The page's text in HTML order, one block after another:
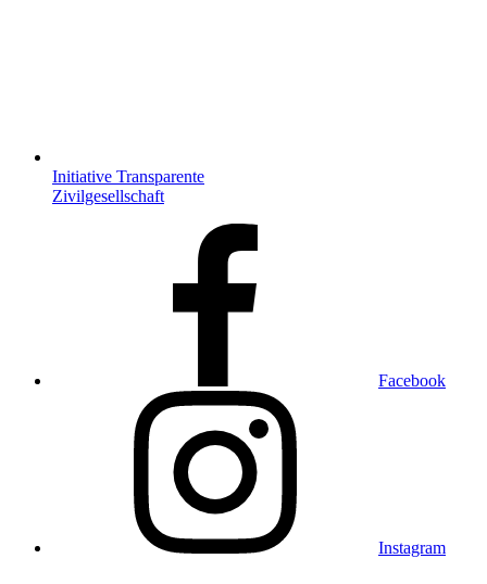
Initiative Transparente
Zivilgesellschaft
Facebook
Instagram